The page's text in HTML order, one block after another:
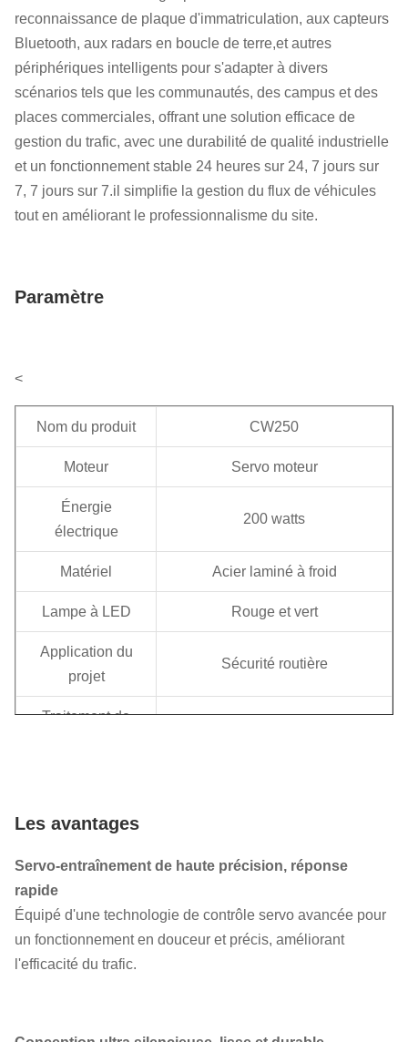
reconnaissance de plaque d'immatriculation, aux capteurs
Bluetooth, aux radars en boucle de terre,et autres
périphériques intelligents pour s'adapter à divers
scénarios tels que les communautés, des campus et des
places commerciales, offrant une solution efficace de
gestion du trafic, avec une durabilité de qualité industrielle
et un fonctionnement stable 24 heures sur 24, 7 jours sur
7, 7 jours sur 7.il simplifie la gestion du flux de véhicules
tout en améliorant le professionnalisme du site.
Paramètre
<
Nom du produit CW250
Moteur Servo moteur
Énergie
électrique
200 watts
Matériel Acier laminé à froid
Lampe à LED Rouge et vert
Application du
projet
Sécurité routière
Traitement de
Taille
Environnement
de travail
-30°C à +80°C
Poteaux
disponibles
Le bras droit, le bras pliable, le
boom de la clôture, la tige en
Les avantages
Servo-entraînement de haute précision, réponse
rapide
Équipé d'une technologie de contrôle servo avancée pour
un fonctionnement en douceur et précis, améliorant
l'efficacité du trafic.